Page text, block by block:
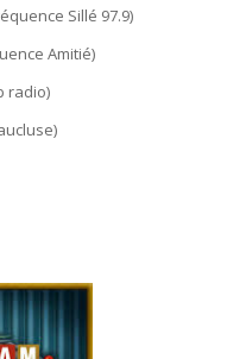
Sillé 97.9)
Amitié)
radio)